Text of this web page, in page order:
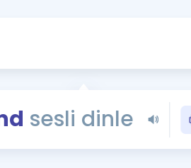
Tüm
YDS -
sesli dinle